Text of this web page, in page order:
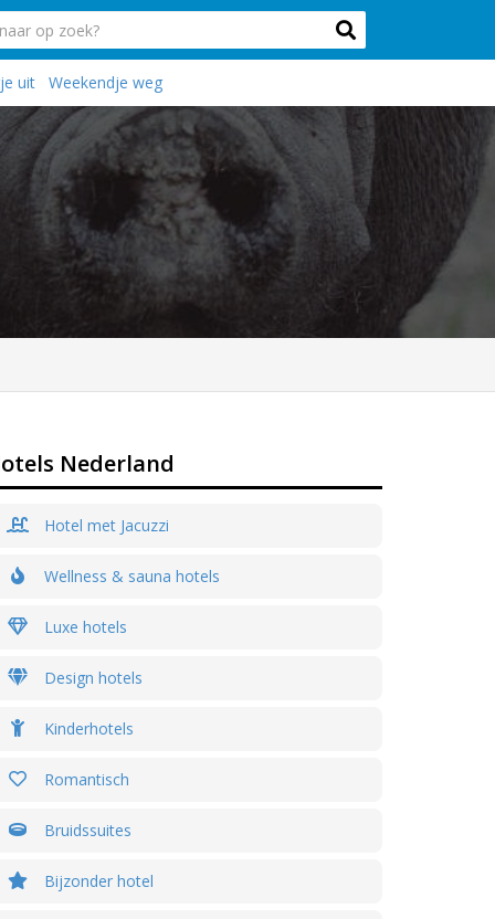
uit Weekendje weg
Nederland
Hotel met Jacuzzi
Wellness & sauna hotels
Luxe hotels
Design hotels
Kinderhotels
Romantisch
Bruidssuites
Bijzonder hotel